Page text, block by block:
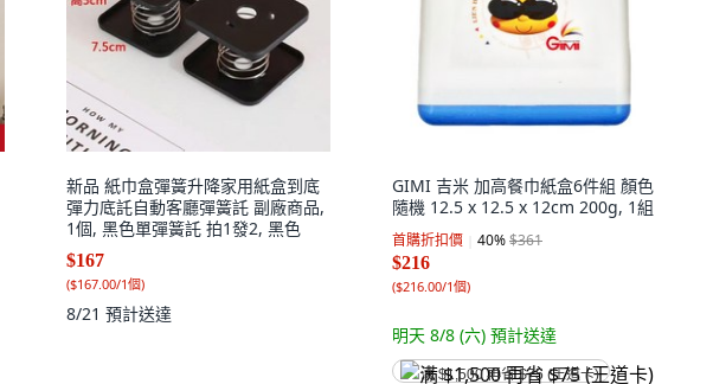
新品 紙巾盒彈簧升降家用紙盒到底
彈力底託自動客廳彈簧託 副廠商品,
1個, 黑色單彈簧託 拍1發2, 黑色
$167
($167.00/1個)
8/21 預計送達
GIMI 吉米 加高餐巾紙盒6件組 顏色
隨機 12.5 x 12.5 x 12cm 200g, 1組
首購折扣價 40%$361
$216
($216.00/1個)
明天 8/8 (六) 預計送達
满 $1,500 再省 $75 (王道卡)